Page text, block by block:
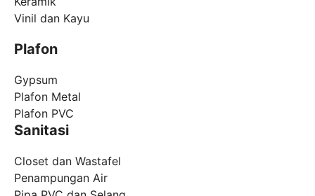
Vinil dan Kayu
Plafon
Gypsum
Plafon Metal
Plafon PVC
Sanitasi
Closet dan Wastafel
Penampungan Air